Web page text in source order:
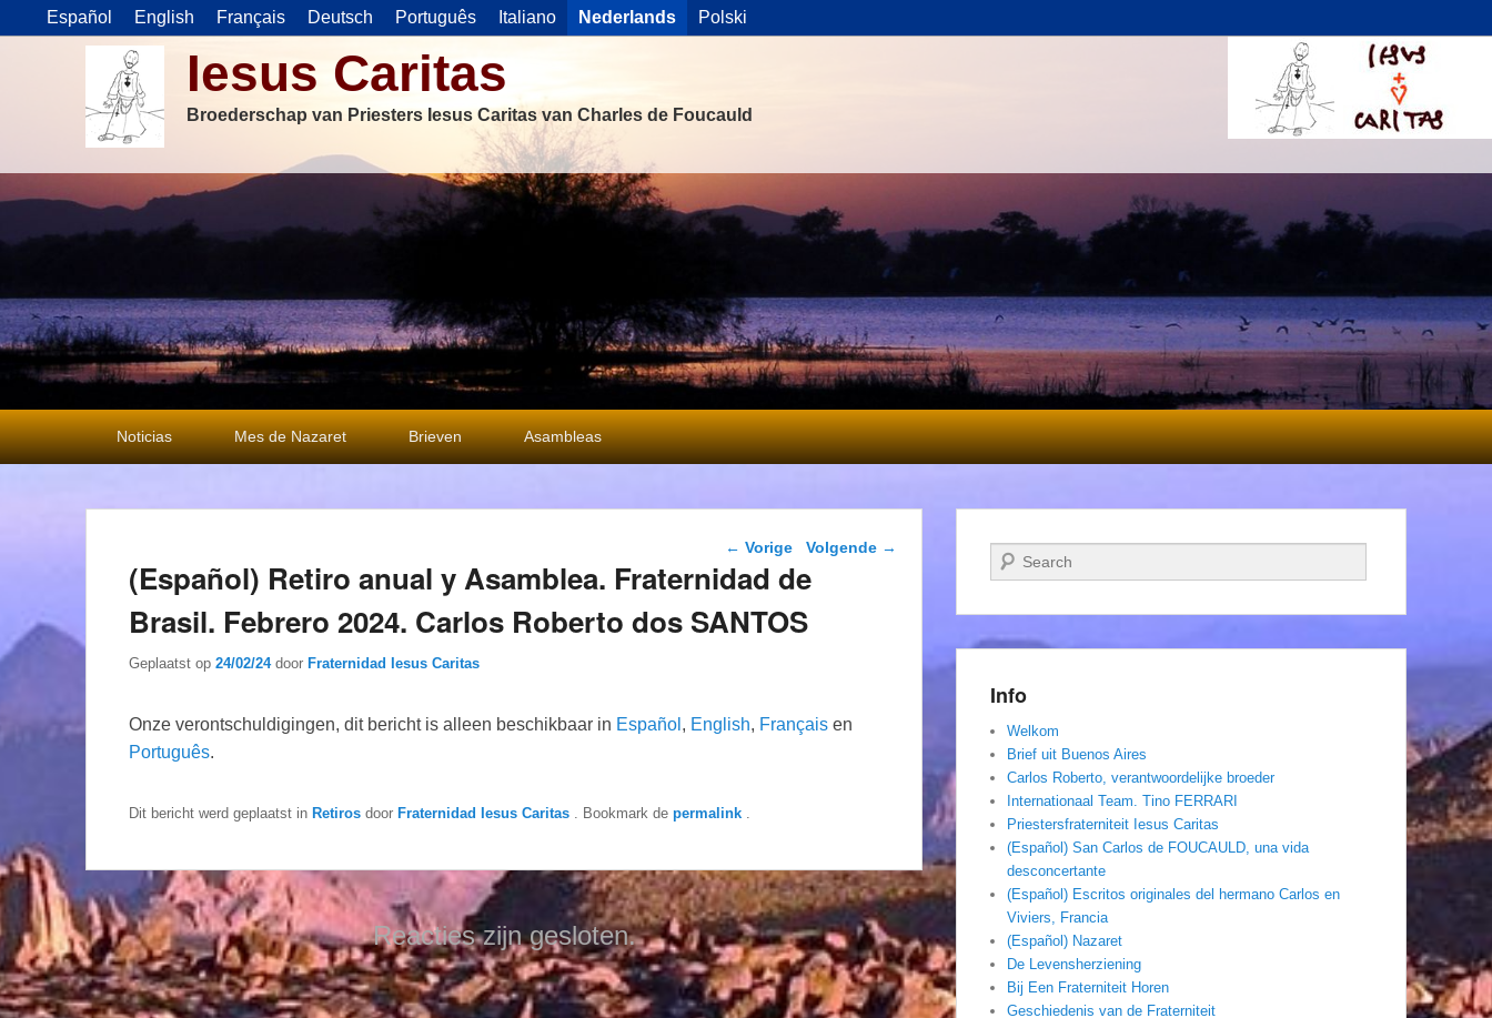
Español English Français Deutsch Português Italiano Nederlands Polski
Iesus Caritas
Broederschap van Priesters Iesus Caritas van Charles de Foucauld
Primair
menu
Noticias Mes de Nazaret Brieven Asambleas
Berichtnavigatie
← Vorige Volgende →
(Español) Retiro anual y Asamblea. Fraternidad de
Brasil. Febrero 2024. Carlos Roberto dos SANTOS
Geplaatst op 24/02/24 door Fraternidad Iesus Caritas
Onze verontschuldigingen, dit bericht is alleen beschikbaar in Español , English, Français en
Português.
Dit bericht werd geplaatst in Retiros door Fraternidad Iesus Caritas . Bookmark de permalink
Reacties zijn gesloten.
Zoeken
Info
Welkom
Brief uit Buenos Aires
Carlos Roberto, verantwoordelijke broeder
Internationaal Team. Tino FERRARI
Priestersfraterniteit Iesus Caritas
(Español) San Carlos de FOUCAULD, una vida
desconcertante
(Español) Escritos originales del hermano Carlos en
Viviers, Francia
(Español) Nazaret
De Levensherziening
Bij Een Fraterniteit Horen
Geschiedenis van de Fraterniteit